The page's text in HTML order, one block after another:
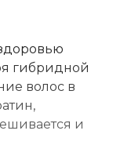
гибридной
волос в
и